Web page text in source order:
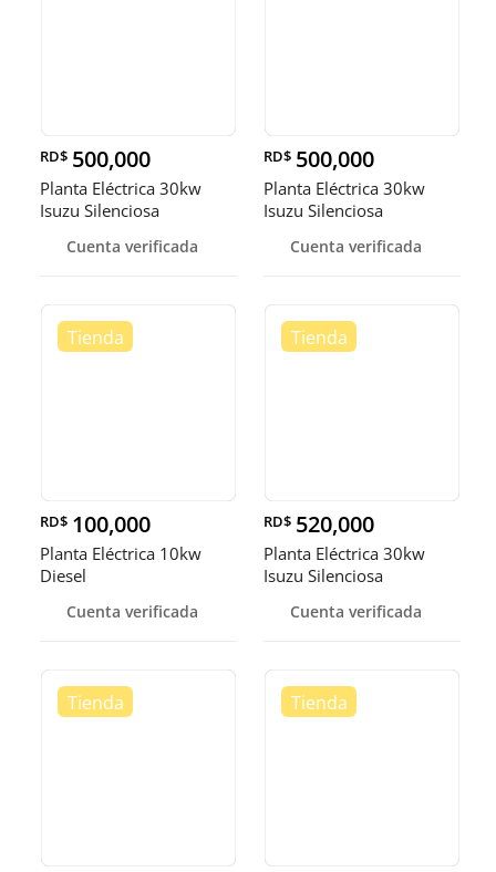
RD$ 500,000
Planta Eléctrica 30kw
Isuzu Silenciosa
Cuenta verificada
RD$ 500,000
Planta Eléctrica 30kw
Isuzu Silenciosa
Cuenta verificada
RD$ 100,000
Planta Eléctrica 10kw
Diesel
Cuenta verificada
RD$ 520,000
Planta Eléctrica 30kw
Isuzu Silenciosa
Cuenta verificada